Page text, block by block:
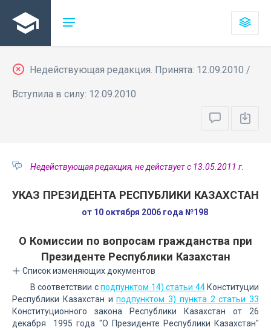
Недействующая редакция. Принята: 12.09.2010 /
Вступила в силу: 12.09.2010
Недействующая редакция, не действует с 13.05.2011 г.
УКАЗ ПРЕЗИДЕНТА РЕСПУБЛИКИ КАЗАХСТАН
от 10 октября 2006 года №198
О Комиссии по вопросам гражданства при
Президенте Республики Казахстан
Список изменяющих документов
В соответствии сподпунктом 14) статьи 44Конституции
Республики Казахстан иподпунктом 3) пункта 2 статьи 33
Конституционного закона Республики Казахстан от 26
декабря 1995 года "О Президенте Республики Казахстан"